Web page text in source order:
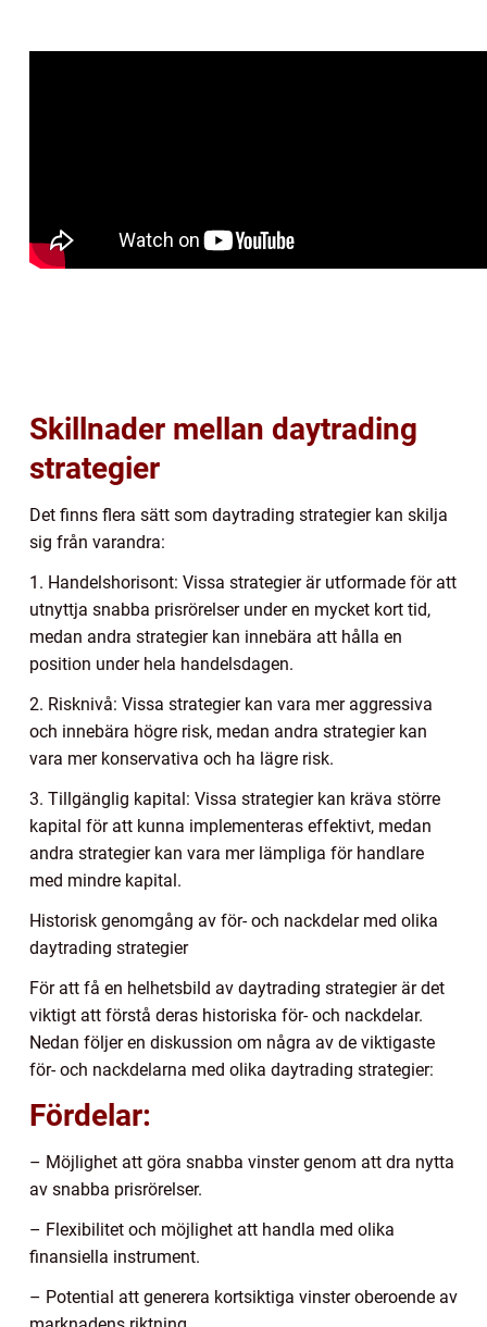
Skillnader mellan daytrading
strategier
Det finns flera sätt som daytrading strategier kan skilja
sig från varandra:
1. Handelshorisont: Vissa strategier är utformade för att
utnyttja snabba prisrörelser under en mycket kort tid,
medan andra strategier kan innebära att hålla en
position under hela handelsdagen.
2. Risknivå: Vissa strategier kan vara mer aggressiva
och innebära högre risk, medan andra strategier kan
vara mer konservativa och ha lägre risk.
3. Tillgänglig kapital: Vissa strategier kan kräva större
kapital för att kunna implementeras effektivt, medan
andra strategier kan vara mer lämpliga för handlare
med mindre kapital.
Historisk genomgång av för- och nackdelar med olika
daytrading strategier
För att få en helhetsbild av daytrading strategier är det
viktigt att förstå deras historiska för- och nackdelar.
Nedan följer en diskussion om några av de viktigaste
för- och nackdelarna med olika daytrading strategier:
Fördelar:
– Möjlighet att göra snabba vinster genom att dra nytta
av snabba prisrörelser.
– Flexibilitet och möjlighet att handla med olika
finansiella instrument.
– Potential att generera kortsiktiga vinster oberoende av